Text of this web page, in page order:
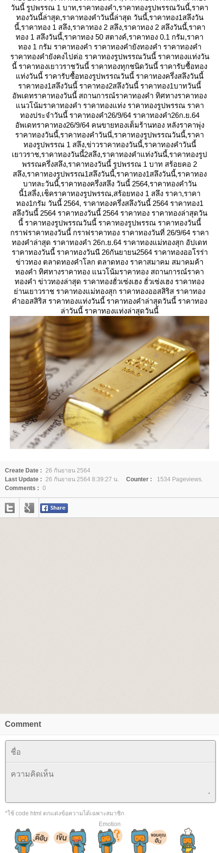
วันนี้ รูปพรรณ 1 บาท,ราคาทองคํา,ราคาทองรูปพรรณวันนี้,ราคา
ทองวันนี้ล่าสุด,ราคาทองคําวันนี้ล่าสุด วันนี้,ราคาทอง1สลึงวัน
นี้,ราคาทอง 1 สลึง,ราคาทอง 2 สลึง,ราคาทอง 2 สลึงวันนี้,ราคา
ทอง 1 สลึงวันนี้,ราคาทอง 50 สตางค์,ราคาทอง 0.1 กรัม,ราคา
ทอง 1 กรัม ราคาทองคำ ราคาทองคำยังทองคำ ราคาทองคำ
ราคาทองคำยังคงไปต่อ ราคาทองรูปพรรณวันนี้ ราคาทองแท่งวัน
นี้ ราคาทองเยาวราชวันนี้ ราคาทองทุกชนิดวันนี้ ราคารับซื้อทอง
ท่งวันนี้ ราคารับซื้อทองรูปพรรณวันนี้ ราคาทองครึ่งสลึงวันนี้
ราคาทอง1สลึงวันนี้ ราคาทอง2สลึงวันนี้ ราคาทอง1บาทวันนี้
อัพเดทราคาทองวันนี้ สถานการณ์ราคาทองคำ ทิศทางราคาทอง
นวโน้มราคาทองคำ ราคาทองแท่ง ราคาทองรูปพรรณ ราคา
ทองประจำวันนี้ ราคาทองคำ26/9/64 ราคาทองคำ26ก.ย.64
อัพเดทราคาทอง26/9/64 คนขายทองเต็มร้านทอง หลังราคาพุ่ง
ราคาทองวันนี้,ราคาทองคำวันนี่,ราคาทองรูปพรรณวันนี้,ราคา
ทองรูปพรรณ 1 สลึง,ข่าวราคาทองวันนี้,ราคาทองคําวันนี้
เยาวราช,ราคาทองวันนี้2สลึง,ราคาทองคําแท่งวันนี้,ราคาทองรูป
พรรณครึ่งสลึง,ราคาทองวันนี้ รูปพรรณ 1 บาท สร้อยคอ 2
สลึง,ราคาทองรูปพรรณ1สลึงวันนี้,ราคาทอง1สลึงวันนี้,ราคาทอง
บาทละวันนี้,ราคาทองครึ่งสลึง วันนี้ 2564,ราคาทองคําวัน
นี้1สลึ่ง,เช็คราคาทองรูปพรรณ,สร้อยทอง 1 สลึง ราคา,ราคา
ทอง1กรัม วันนี้ 2564, ราคาทองครึ่งสลึงวันนี้ 2564 ราคาทอง1
สลึงวันนี้ 2564 ราคาทองวันนี้ 2564 ราคาทอง ราคาทองล่าสุดวัน
นี้ ราคาทองรูปพรรณวันนี้ ราคาทองรูปพรรณ ราคาทองวันนี้
กราฟราคาทองวันนี้ กราฟราคาทอง ราคาทองวันที่ 26/9/64 ราคา
ทองคำล่าสุด ราคาทองคำ 26ก.ย.64 ราคาทองแม่ทองสุก อัปเดท
ราคาทองวันนี้ ราคาทองวันนี 26กันยายน2564 ราคาทองออโรร่า
ข่าวทอง ตลาดทองคำโลก ตลาดทอง ราคาสมาคม สมาคมค้า
ทองคำ ทิศทางราคาทอง แนวโน้มราคาทอง สถานการณ์ราคา
ทองคำ ข่าวทองล่าสุด ราคาทองฮั่วเซ่งเฮง ฮั่วเซ่งเฮง ราคาทอง
่านเยาวราช ราคาทองแม่ทองสุก ราคาทองออสสิริส ราคาทอง
คำออสสิริส ราคาทองแท่งวันนี้ ราคาทองคำล่าสุดวันนี้ ราคาทอง
ล่าวันนี้ ราคาทองแท่งล่าสุดวันนี้
Create Date : 26 กันยายน 2564
Last Update : 26 กันยายน 2564 8:39:27 น. Counter :
1534 Pageviews.
Comments : 0
Comment
*ใช้ code html ตกแต่งข้อความได้เฉพาะสมาชิก
Emotion